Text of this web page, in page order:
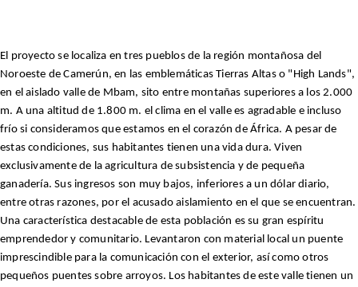
El proyecto se localiza en tres pueblos de la región montañosa del
Noroeste de Camerún, en las emblemáticas Tierras Altas o "High Lands",
en el aislado valle de Mbam, sito entre montañas superiores a los 2.000
m. A una altitud de 1.800 m. el clima en el valle es agradable e incluso
frío si consideramos que estamos en el corazón de África. A pesar de
estas condiciones, sus habitantes tienen una vida dura. Viven
exclusivamente de la agricultura de subsistencia y de pequeña
ganadería. Sus ingresos son muy bajos, inferiores a un dólar diario,
entre otras razones, por el acusado aislamiento en el que se encuentran.
Una característica destacable de esta población es su gran espíritu
emprendedor y comunitario. Levantaron con material local un puente
imprescindible para la comunicación con el exterior, así como otros
pequeños puentes sobre arroyos. Los habitantes de este valle tienen un